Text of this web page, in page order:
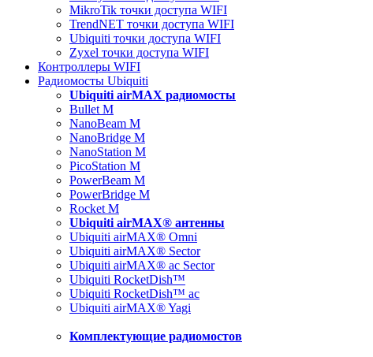
MikroTik точки доступа WIFI
TrendNET точки доступа WIFI
Ubiquiti точки доступа WIFI
Zyxel точки доступа WIFI
Контроллеры WIFI
Радиомосты Ubiquiti
Ubiquiti airMAX радиомосты
Bullet M
NanoBeam M
NanoBridge M
NanoStation M
PicoStation M
PowerBeam M
PowerBridge M
Rocket M
Ubiquiti airMAX® антенны
Ubiquiti airMAX® Omni
Ubiquiti airMAX® Sector
Ubiquiti airMAX® ac Sector
Ubiquiti RocketDish™
Ubiquiti RocketDish™ ac
Ubiquiti airMAX® Yagi
Комплектующие радиомостов